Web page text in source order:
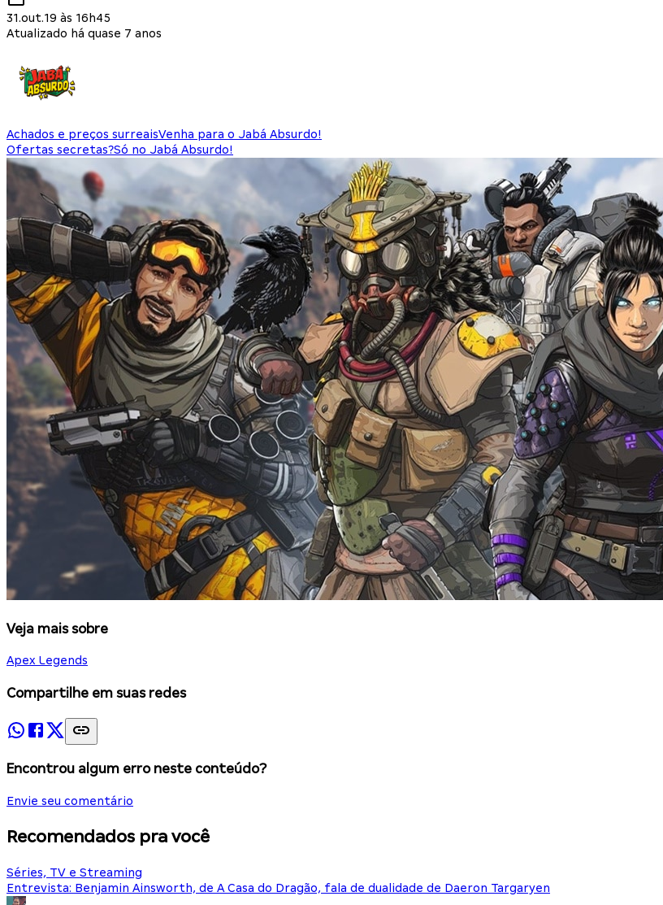
31.out.19 às 16h45
Atualizado há quase 7 anos
Achados e preços surreaisVenha para o Jabá Absurdo!
Ofertas secretas?Só no Jabá Absurdo!
Veja mais sobre
Apex Legends
Compartilhe em suas redes
Encontrou algum erro neste conteúdo?
Envie seu comentário
Recomendados pra você
Séries, TV e Streaming
Entrevista: Benjamin Ainsworth, de A Casa do Dragão, fala de dualidade de Daeron Targaryen